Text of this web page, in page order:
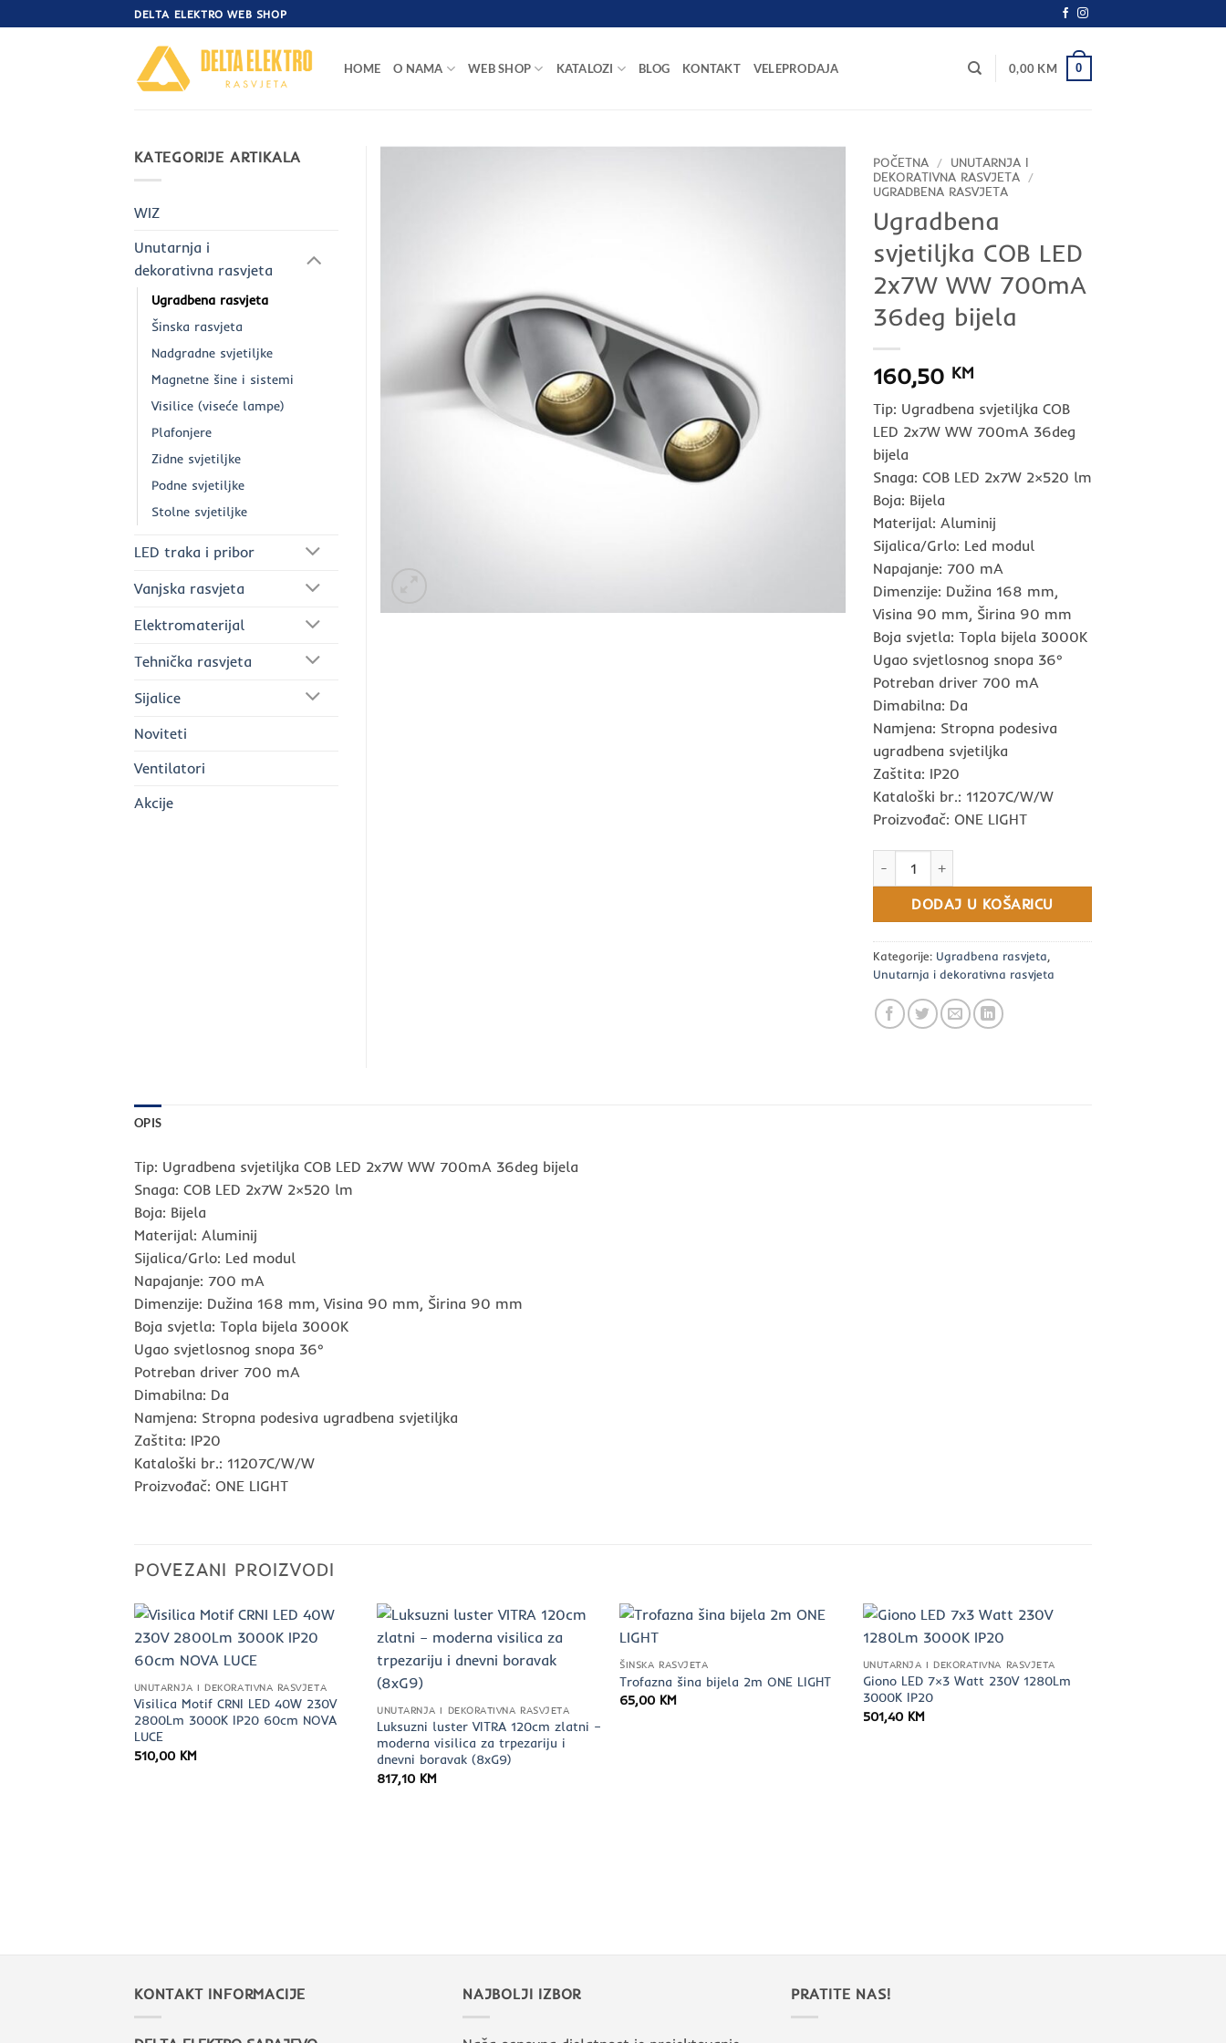
to
DELTA ELEKTRO WEB SHOP
HOME O NAMA WEB SHOP KATALOZI BLOG KONTAKT VELEPRODAJA 0,00 KM 0
POČETNA / UNUTARNJA I
DEKORATIVNA RASVJETA /
UGRADBENA RASVJETA
Ugradbena
svjetiljka COB LED
2x7W WW 700mA
36deg bijela
160,50 KM
Tip: Ugradbena svjetiljka COB
LED 2x7W WW 700mA 36deg
bijela
Snaga: COB LED 2x7W 2×520 lm
Boja: Bijela
Materijal: Aluminij
Sijalica/Grlo: Led modul
Napajanje: 700 mA
Dimenzije: Dužina 168 mm,
Visina 90 mm, Širina 90 mm
Boja svjetla: Topla bijela 3000K
Ugao svjetlosnog snopa 36°
Potreban driver 700 mA
Dimabilna: Da
Namjena: Stropna podesiva
ugradbena svjetiljka
Zaštita: IP20
Kataloški br.: 11207C/W/W
Proizvođač: ONE LIGHT
DODAJ U KOŠARICU
Kategorije: Ugradbena rasvjeta,
Unutarnja i dekorativna rasvjeta
KATEGORIJE ARTIKALA
WIZ
Unutarnja i
dekorativna rasvjeta
Ugradbena rasvjeta
Šinska rasvjeta
Nadgradne svjetiljke
Magnetne šine i sistemi
Visilice (viseće lampe)
Plafonjere
Zidne svjetiljke
Podne svjetiljke
Stolne svjetiljke
LED traka i pribor
Vanjska rasvjeta
Elektromaterijal
Tehnička rasvjeta
Sijalice
Noviteti
Ventilatori
Akcije
OPIS
Tip: Ugradbena svjetiljka COB LED 2x7W WW 700mA 36deg bijela
Snaga: COB LED 2x7W 2×520 lm
Boja: Bijela
Materijal: Aluminij
Sijalica/Grlo: Led modul
Napajanje: 700 mA
Dimenzije: Dužina 168 mm, Visina 90 mm, Širina 90 mm
Boja svjetla: Topla bijela 3000K
Ugao svjetlosnog snopa 36°
Potreban driver 700 mA
Dimabilna: Da
Namjena: Stropna podesiva ugradbena svjetiljka
Zaštita: IP20
Kataloški br.: 11207C/W/W
Proizvođač: ONE LIGHT
POVEZANI PROIZVODI
UNUTARNJA I DEKORATIVNA RASVJETA
Visilica Motif CRNI LED 40W 230V
2800Lm 3000K IP20 60cm NOVA
LUCE
510,00 KM
UNUTARNJA I DEKORATIVNA RASVJETA
Luksuzni luster VITRA 120cm zlatni –
moderna visilica za trpezariju i
dnevni boravak (8xG9)
817,10 KM
ŠINSKA RASVJETA
Trofazna šina bijela 2m ONE LIGHT
65,00 KM
UNUTARNJA I DEKORATIVNA RASVJETA
Giono LED 7×3 Watt 230V 1280Lm
3000K IP20
501,40 KM
KONTAKT INFORMACIJE NAJBOLJI IZBOR PRATITE NAS!